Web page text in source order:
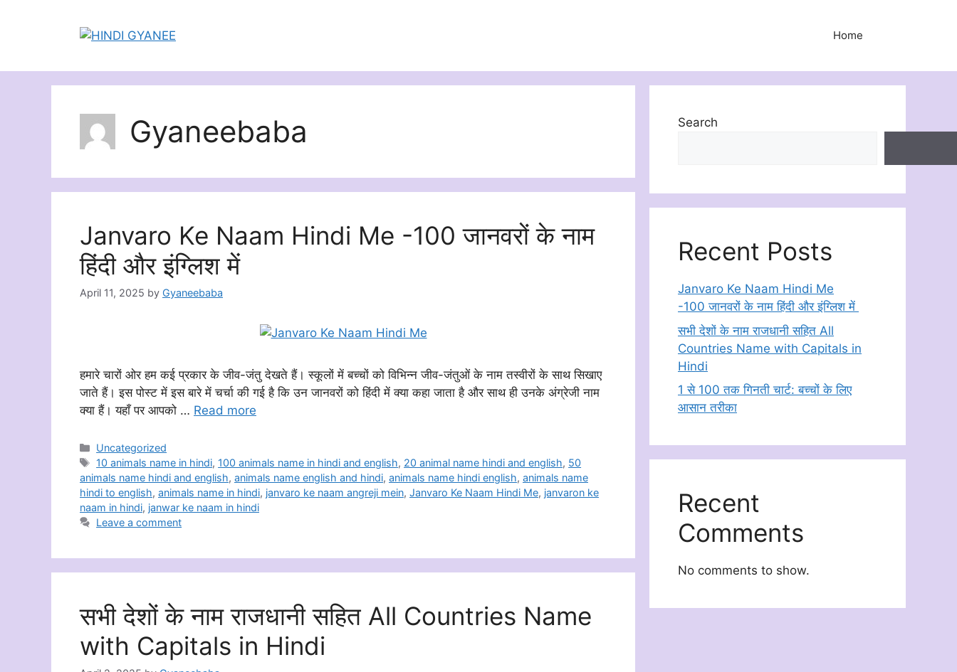
Home
Gyaneebaba
Janvaro Ke Naam Hindi Me -100 जानवरों के नाम
हिंदी और इंग्लिश में
April 11, 2025 by Gyaneebaba
हमारे चारों ओर हम कई प्रकार के जीव-जंतु देखते हैं। स्कूलों में बच्चों को विभिन्न जीव-जंतुओं के नाम तस्वीरों के साथ सिखाए
जाते हैं। इस पोस्ट में इस बारे में चर्चा की गई है कि उन जानवरों को हिंदी में क्या कहा जाता है और साथ ही उनके अंग्रेजी नाम
क्या हैं। यहाँ पर आपको … Read more
Categories
Uncategorized
Tags
10 animals name in hindi, 100 animals name in hindi and english, 20 animal name hindi and english, 50
animals name hindi and english, animals name english and hindi, animals name hindi english, animals name
hindi to english, animals name in hindi, janvaro ke naam angreji mein, Janvaro Ke Naam Hindi Me, janvaron ke
naam in hindi, janwar ke naam in hindi
Leave a comment
सभी देशों के नाम राजधानी सहित All Countries Name
with Capitals in Hindi
Search
Recent Posts
Janvaro Ke Naam Hindi Me
-100 जानवरों के नाम हिंदी और इंग्लिश में
सभी देशों के नाम राजधानी सहित All
Countries Name with Capitals in
Hindi
1 से 100 तक गिनती चार्ट: बच्चों के लिए
आसान तरीका
Recent
Comments
No comments to show.